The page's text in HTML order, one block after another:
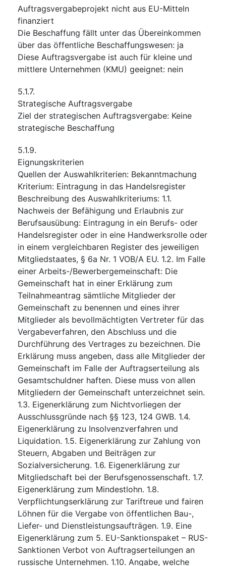
Auftragsvergabeprojekt nicht aus EU-Mitteln
finanziert
Die Beschaffung fällt unter das Übereinkommen
über das öffentliche Beschaffungswesen: ja
Diese Auftragsvergabe ist auch für kleine und
mittlere Unternehmen (KMU) geeignet: nein
5.1.7.
Strategische Auftragsvergabe
Ziel der strategischen Auftragsvergabe: Keine
strategische Beschaffung
5.1.9.
Eignungskriterien
Quellen der Auswahlkriterien: Bekanntmachung
Kriterium: Eintragung in das Handelsregister
Beschreibung des Auswahlkriteriums: 1.1.
Nachweis der Befähigung und Erlaubnis zur
Berufsausübung: Eintragung in ein Berufs- oder
Handelsregister oder in eine Handwerksrolle oder
in einem vergleichbaren Register des jeweiligen
Mitgliedstaates, § 6a Nr. 1 VOB/A EU. 1.2. Im Falle
einer Arbeits-/Bewerbergemeinschaft: Die
Gemeinschaft hat in einer Erklärung zum
Teilnahmeantrag sämtliche Mitglieder der
Gemeinschaft zu benennen und eines ihrer
Mitglieder als bevollmächtigten Vertreter für das
Vergabeverfahren, den Abschluss und die
Durchführung des Vertrages zu bezeichnen. Die
Erklärung muss angeben, dass alle Mitglieder der
Gemeinschaft im Falle der Auftragserteilung als
Gesamtschuldner haften. Diese muss von allen
Mitgliedern der Gemeinschaft unterzeichnet sein.
1.3. Eigenerklärung zum Nichtvorliegen der
Ausschlussgründe nach §§ 123, 124 GWB. 1.4.
Eigenerklärung zu Insolvenzverfahren und
Liquidation. 1.5. Eigenerklärung zur Zahlung von
Steuern, Abgaben und Beiträgen zur
Sozialversicherung. 1.6. Eigenerklärung zur
Mitgliedschaft bei der Berufsgenossenschaft. 1.7.
Eigenerklärung zum Mindestlohn. 1.8.
Verpflichtungserklärung zur Tariftreue und fairen
Löhnen für die Vergabe von öffentlichen Bau-,
Liefer- und Dienstleistungsaufträgen. 1.9. Eine
Eigenerklärung zum 5. EU-Sanktionspaket – RUS-
Sanktionen Verbot von Auftragserteilungen an
russische Unternehmen. 1.10. Angabe, welche